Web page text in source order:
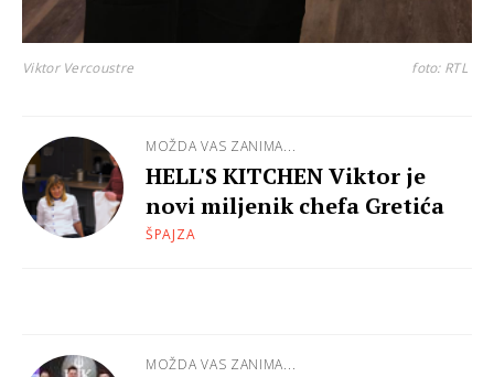
Viktor Vercoustre foto: RTL
MOŽDA VAS ZANIMA...
HELL'S KITCHEN Viktor je
novi miljenik chefa Gretića
ŠPAJZA
MOŽDA VAS ZANIMA...